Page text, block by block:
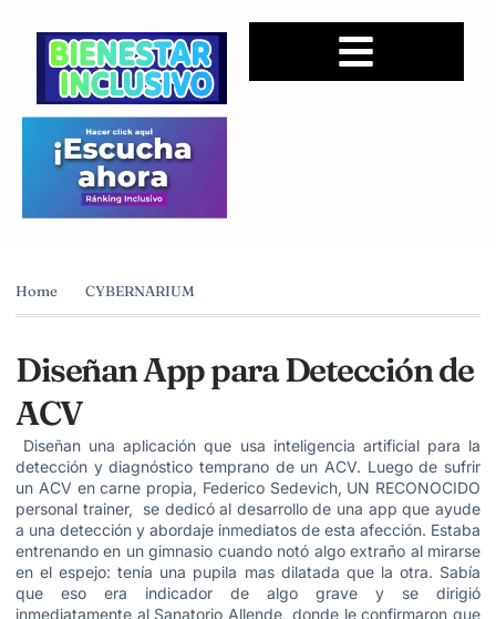
Home CYBERNARIUM
Diseñan App para Detección de
ACV
Diseñan una aplicación que usa inteligencia artificial para la
detección y diagnóstico temprano de un ACV. Luego de sufrir
un ACV en carne propia, Federico Sedevich, UN RECONOCIDO
personal trainer, se dedicó al desarrollo de una app que ayude
a una detección y abordaje inmediatos de esta afección. Estaba
entrenando en un gimnasio cuando notó algo extraño al mirarse
en el espejo: tenía una pupila mas dilatada que la otra. Sabía
que eso era indicador de algo grave y se dirigió
inmediatamente al Sanatorio Allende, donde le confirmaron que